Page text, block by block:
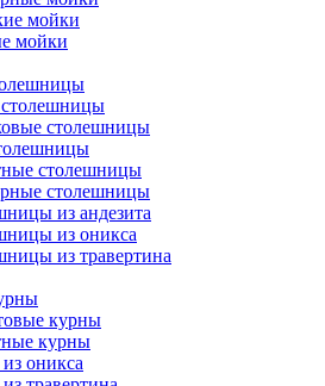
мойки
мойки
столешницы
столешницы
столешницы
из андезита
из оникса
из травертина
курны
курны
оникса